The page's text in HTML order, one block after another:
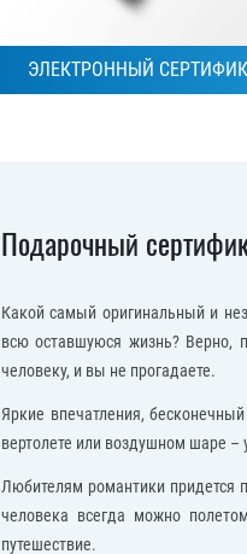
ЭЛЕКТРОННЫЙ
Подарочный
Какой самый оригинальный и
всю оставшуюся жизнь? Верно,
человеку, и вы не прогадаете.
Яркие впечатления,
вертолете или воздушном шаре –
Любителям романтики придется
человека всегда можно
путешествие.